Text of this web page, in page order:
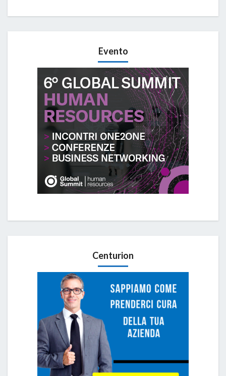
Evento
Centurion